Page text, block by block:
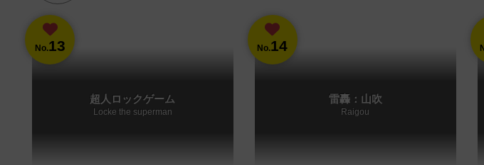
No.13
超人ロックゲーム
Locke the superman
No.14
雷轟：山吹
Raigou